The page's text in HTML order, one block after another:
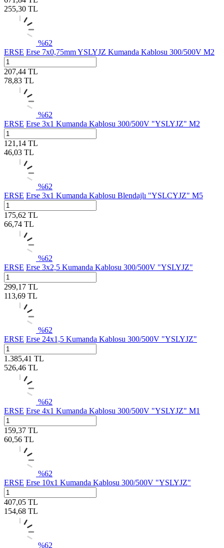
255,30 TL
%62
ERSE Erse 7x0,75mm YSLYJZ Kumanda Kablosu 300/500V M2
207,44 TL
78,83 TL
%62
ERSE Erse 3x1 Kumanda Kablosu 300/500V "YSLYJZ" M2
121,14 TL
46,03 TL
%62
ERSE Erse 3x1 Kumanda Kablosu Blendajlı "YSLCYJZ" M5
175,62 TL
66,74 TL
%62
ERSE Erse 3x2,5 Kumanda Kablosu 300/500V "YSLYJZ"
299,17 TL
113,69 TL
%62
ERSE Erse 24x1,5 Kumanda Kablosu 300/500V "YSLYJZ"
1.385,41 TL
526,46 TL
%62
ERSE Erse 4x1 Kumanda Kablosu 300/500V "YSLYJZ" M1
159,37 TL
60,56 TL
%62
ERSE Erse 10x1 Kumanda Kablosu 300/500V "YSLYJZ"
407,05 TL
154,68 TL
%62